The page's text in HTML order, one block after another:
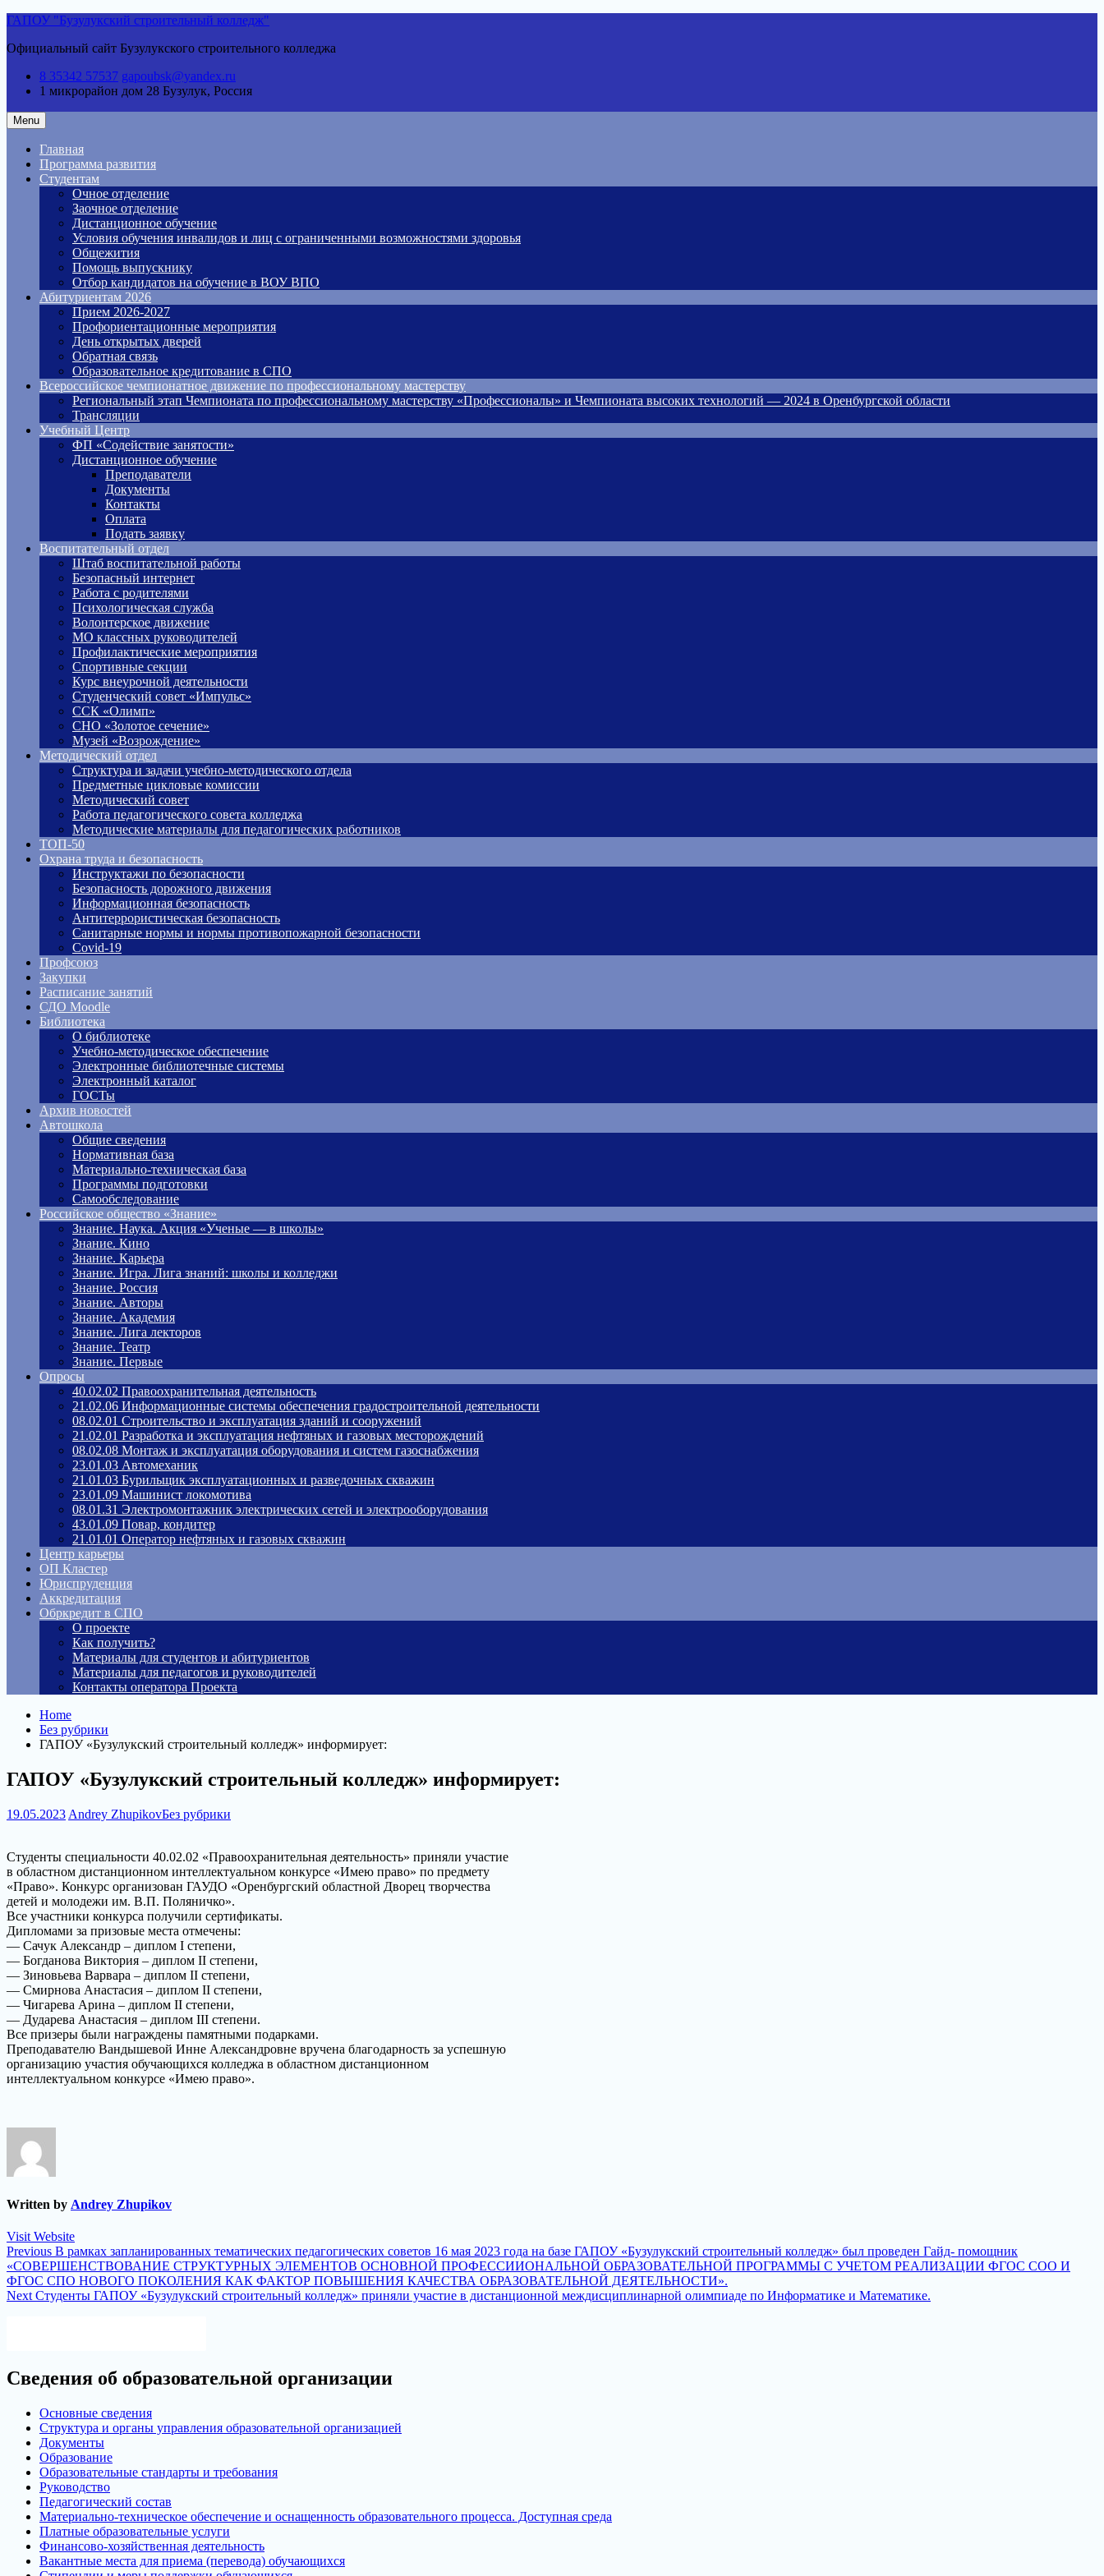
Skip
content
ГАПОУ "Бузулукский строительный колледж"
Официальный сайт Бузулукского строительного колледжа
8 35342 57537 gapoubsk@yandex.ru
1 микрорайон дом 28 Бузулук, Россия
Menu
Главная
Программа развития
Студентам
Очное отделение
Заочное отделение
Дистанционное обучение
Условия обучения инвалидов и лиц с ограниченными возможностями здоровья
Общежития
Помощь выпускнику
Отбор кандидатов на обучение в ВОУ ВПО
Абитуриентам 2026
Прием 2026-2027
Профориентационные мероприятия
День открытых дверей
Обратная связь
Образовательное кредитование в СПО
Всероссийское чемпионатное движение по профессиональному мастерству
Региональный этап Чемпионата по профессиональному мастерству «Профессионалы» и Чемпионата высоких технологий — 2024 в Оренбургской области
Трансляции
Учебный Центр
ФП «Содействие занятости»
Дистанционное обучение
Преподаватели
Документы
Контакты
Оплата
Подать заявку
Воспитательный отдел
Штаб воспитательной работы
Безопасный интернет
Работа с родителями
Психологическая служба
Волонтерское движение
МО классных руководителей
Профилактические мероприятия
Спортивные секции
Курс внеурочной деятельности
Студенческий совет «Импульс»
ССК «Олимп»
СНО «Золотое сечение»
Музей «Возрождение»
Методический отдел
Структура и задачи учебно-методического отдела
Предметные цикловые комиссии
Методический совет
Работа педагогического совета колледжа
Методические материалы для педагогических работников
ТОП-50
Охрана труда и безопасность
Инструктажи по безопасности
Безопасность дорожного движения
Информационная безопасность
Антитеррористическая безопасность
Санитарные нормы и нормы противопожарной безопасности
Covid-19
Профсоюз
Закупки
Расписание занятий
СДО Moodle
Библиотека
О библиотеке
Учебно-методическое обеспечение
Электронные библиотечные системы
Электронный каталог
ГОСТы
Архив новостей
Автошкола
Общие сведения
Нормативная база
Материально-техническая база
Программы подготовки
Самообследование
Российское общество «Знание»
Знание. Наука. Акция «Ученые — в школы»
Знание. Кино
Знание. Карьера
Знание. Игра. Лига знаний: школы и колледжи
Знание. Россия
Знание. Авторы
Знание. Академия
Знание. Лига лекторов
Знание. Театр
Знание. Первые
Опросы
40.02.02 Правоохранительная деятельность
21.02.06 Информационные системы обеспечения градостроительной деятельности
08.02.01 Строительство и эксплуатация зданий и сооружений
21.02.01 Разработка и эксплуатация нефтяных и газовых месторождений
08.02.08 Монтаж и эксплуатация оборудования и систем газоснабжения
23.01.03 Автомеханик
21.01.03 Бурильщик эксплуатационных и разведочных скважин
23.01.09 Машинист локомотива
08.01.31 Электромонтажник электрических сетей и электрооборудования
43.01.09 Повар, кондитер
21.01.01 Оператор нефтяных и газовых скважин
Центр карьеры
ОП Кластер
Юриспруденция
Аккредитация
Обркредит в СПО
О проекте
Как получить?
Материалы для студентов и абитуриентов
Материалы для педагогов и руководителей
Контакты оператора Проекта
Home
Без рубрики
ГАПОУ «Бузулукский строительный колледж» информирует:
ГАПОУ «Бузулукский строительный колледж» информирует:
19.05.2023 Andrey ZhupikovБез рубрики
Студенты специальности 40.02.02 «Правоохранительная деятельность» приняли участие
в областном дистанционном интеллектуальном конкурсе «Имею право» по предмету
«Право». Конкурс организован ГАУДО «Оренбургский областной Дворец творчества
детей и молодежи им. В.П. Поляничко».
Все участники конкурса получили сертификаты.
Дипломами за призовые места отмечены:
— Сачук Александр – диплом I степени,
— Богданова Виктория – диплом II степени,
— Зиновьева Варвара – диплом II степени,
— Смирнова Анастасия – диплом II степени,
— Чигарева Арина – диплом II степени,
— Дударева Анастасия – диплом III степени.
Все призеры были награждены памятными подарками.
Преподавателю Вандышевой Инне Александровне вручена благодарность за успешную
организацию участия обучающихся колледжа в областном дистанционном
интеллектуальном конкурсе «Имею право».
Written by Andrey Zhupikov
Visit Website
Навигация
по
записям
Previous Previous
post:
В рамках запланированных тематических педагогических советов 16 мая 2023 года на базе ГАПОУ «Бузулукский строительный колледж» был проведен Гайд- помощник
«СОВЕРШЕНСТВОВАНИЕ СТРУКТУРНЫХ ЭЛЕМЕНТОВ ОСНОВНОЙ ПРОФЕССИИОНАЛЬНОЙ ОБРАЗОВАТЕЛЬНОЙ ПРОГРАММЫ С УЧЕТОМ РЕАЛИЗАЦИИ ФГОС СОО И
ФГОС СПО НОВОГО ПОКОЛЕНИЯ КАК ФАКТОР ПОВЫШЕНИЯ КАЧЕСТВА ОБРАЗОВАТЕЛЬНОЙ ДЕЯТЕЛЬНОСТИ».
Next Next
Студенты ГАПОУ «Бузулукский строительный колледж» приняли участие в дистанционной междисциплинарной олимпиаде по Информатике и Математике.
Сведения об образовательной организации
Основные сведения
Структура и органы управления образовательной организацией
Документы
Образование
Образовательные стандарты и требования
Руководство
Педагогический состав
Материально-техническое обеспечение и оснащенность образовательного процесса. Доступная среда
Платные образовательные услуги
Финансово-хозяйственная деятельность
Вакантные места для приема (перевода) обучающихся